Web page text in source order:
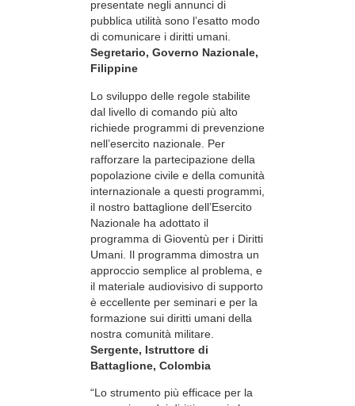
presentate negli annunci di
pubblica utilità sono l’esatto modo
di comunicare i diritti umani.
Segretario, Governo Nazionale,
Filippine
Lo sviluppo delle regole stabilite
dal livello di comando più alto
richiede programmi di prevenzione
nell’esercito nazionale. Per
rafforzare la partecipazione della
popolazione civile e della comunità
internazionale a questi programmi,
il nostro battaglione dell’Esercito
Nazionale ha adottato il
programma di Gioventù per i Diritti
Umani. Il programma dimostra un
approccio semplice al problema, e
il materiale audiovisivo di supporto
è eccellente per seminari e per la
formazione sui diritti umani della
nostra comunità militare.
Sergente, Istruttore di
Battaglione, Colombia
“Lo strumento più efficace per la